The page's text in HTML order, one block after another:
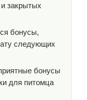
закрытых
бонусы,
следующих
бонусы
для питомца